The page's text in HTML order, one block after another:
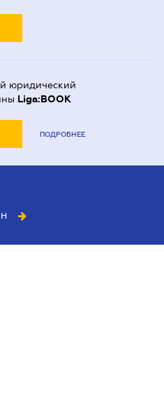
юридический
Liga:BOOK
ПОДРОБНЕЕ